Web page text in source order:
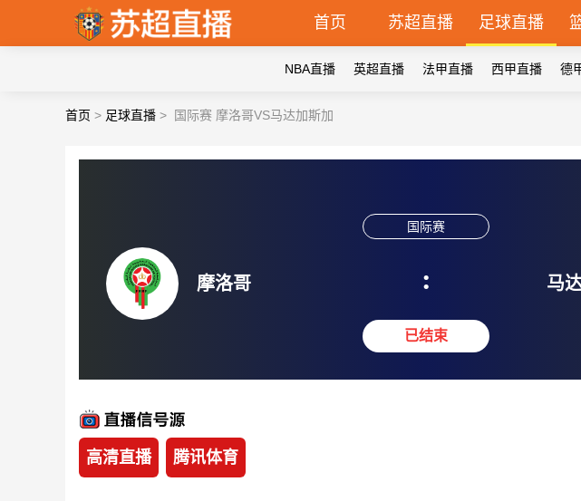
首页 苏超直播 足球直播
NBA直播 英超直播 法甲直播 西甲直播 德
首页 > 足球直播 > 国际赛 摩洛哥VS马达加斯加
摩洛哥
国际赛
:
已结束
马
高清直播 腾讯体育